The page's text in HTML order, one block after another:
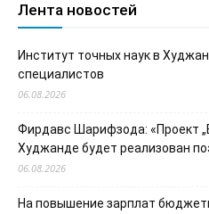
Лента новостей
Институт точных наук в
специалистов
06.08.2026
Фирдавс Шарифзода: «Проект
Худжанде будет реализован
06.08.2026
На повышение зарплат